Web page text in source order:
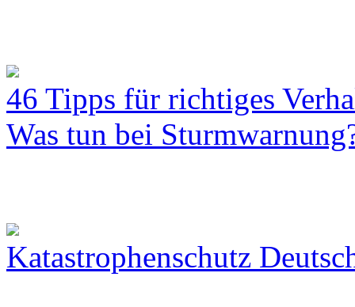
46 Tipps für richtiges
Was tun bei
Katastrophenschutz